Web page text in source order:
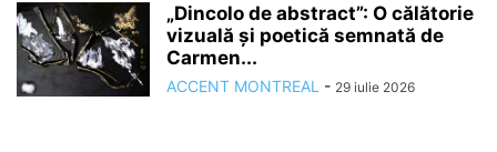
„Dincolo de abstract”: O călătorie
vizuală și poetică semnată de
Carmen...
ACCENT MONTREAL - 29 iulie 2026